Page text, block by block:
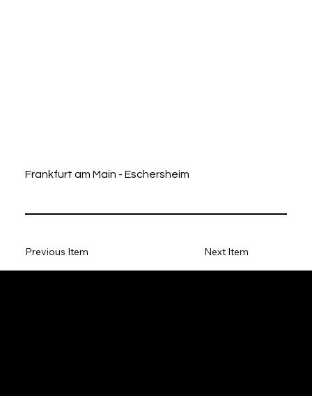
Frankfurt am Main - Eschersheim
Next Item
Previous Item